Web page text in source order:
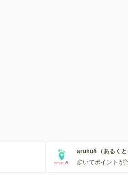
aruku&（あるくと
歩いてポイントが